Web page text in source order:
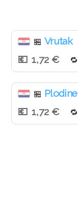
🏪 Vrutak
1,72 €
🏪 Plodine
1,72 €